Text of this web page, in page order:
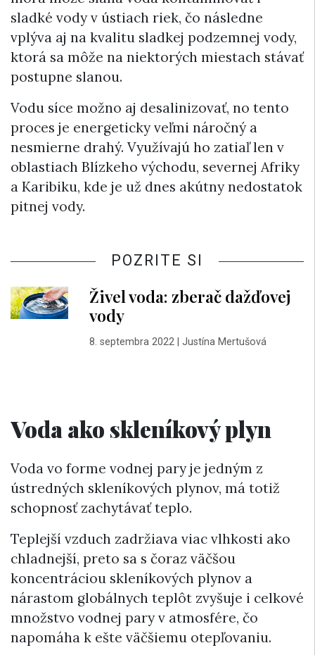
sladké vody v ústiach riek, čo následne
vplýva aj na kvalitu sladkej podzemnej vody,
ktorá sa môže na niektorých miestach stávať
postupne slanou.
Vodu síce možno aj desalinizovať, no tento
proces je energeticky veľmi náročný a
nesmierne drahý. Využívajú ho zatiaľ len v
oblastiach Blízkeho východu, severnej Afriky
a Karibiku, kde je už dnes akútny nedostatok
pitnej vody.
POZRITE SI
Živel voda: zberač dažďovej
vody
8. septembra 2022| Justína Mertušová
Voda ako skleníkový plyn
Voda vo forme vodnej pary je jedným z
ústredných skleníkových plynov, má totiž
schopnosť zachytávať teplo.
Teplejší vzduch zadržiava viac vlhkosti ako
chladnejší, preto sa s čoraz väčšou
koncentráciou skleníkových plynov a
nárastom globálnych teplôt zvyšuje i celkové
množstvo vodnej pary v atmosfére, čo
napomáha k ešte väčšiemu otepľovaniu.